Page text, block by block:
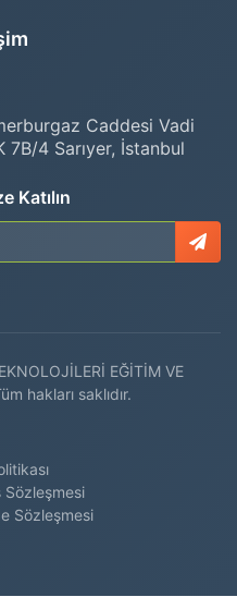
Caddesi Vadi
7B/4 Sarıyer, İstanbul
Katılın
EĞİTİM VE
hakları saklıdır.
Sözleşmesi
Sözleşmesi